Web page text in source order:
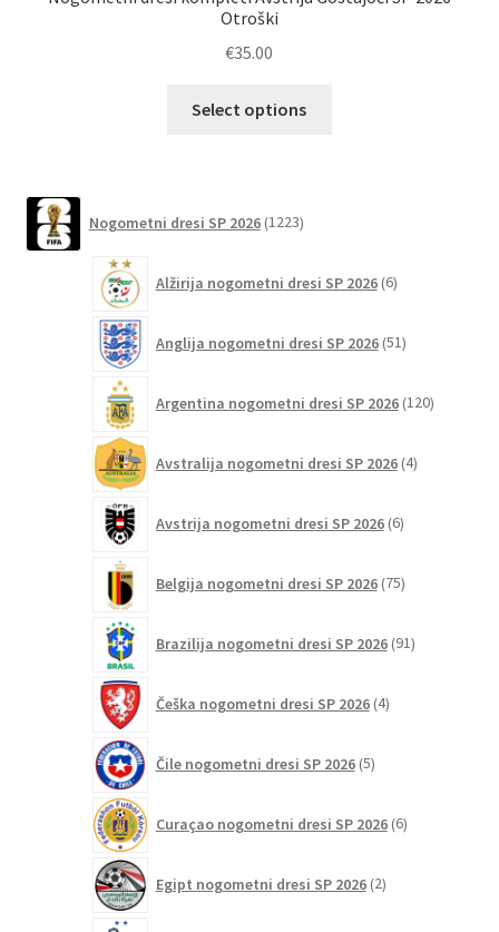
Otroški
€35.00
Select options
izberete
strani
Nogometni dresi SP 2026 1223izdelkov
Alžirija nogometni dresi SP 2026 6izdelkov
Anglija nogometni dresi SP 2026 51izdelkov
Argentina nogometni dresi SP 2026 120izdelkov
Avstralija nogometni dresi SP 2026 4izdelki
Avstrija nogometni dresi SP 2026 6izdelkov
Belgija nogometni dresi SP 2026 75izdelkov
Brazilija nogometni dresi SP 2026 91izdelkov
Češka nogometni dresi SP 2026 4izdelki
Čile nogometni dresi SP 2026 5izdelkov
Curaçao nogometni dresi SP 2026 6izdelkov
Egipt nogometni dresi SP 2026 2izdelka